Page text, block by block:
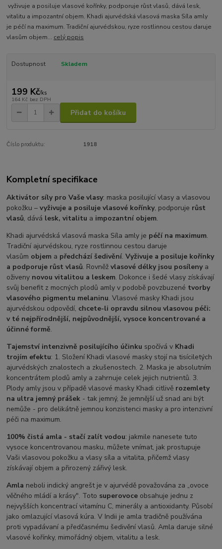
vyživuje a posiluje vlasové kořínky, podporuje růst vlasů, dává lesk,
vitalitu a impozantní objem. Khadi ajurvédská vlasová maska Síla amly
je péčí na maximum. Tradiční ajurvédskou, ryze rostlinnou cestou daruje
vlasům objem... celý popis
Dostupnost Skladem
199 Kč/ks
164 Kč bez DPH
Přidat do košíku
Číslo produktu: 1918
Kompletní specifikace
Aktivátor síly pro Vaše vlasy: maska posilující vlasy a vlasovou
pokožku –vyživuje a posiluje vlasové kořínky, podporuje růst
vlasů, dává lesk, vitalitu a impozantní objem.
Khadi ajurvédská vlasová maska Síla amly je péčí na maximum.
Tradiční ajurvédskou, ryze rostlinnou cestou daruje
vlasům objem a předchází šedivění.Vyživuje a posiluje kořínky
a podporuje růst vlasů. Rovněžvlasové délky jsou posílenya
oživeny novou vitalitou a leskem. Dokonce i šedé vlasy získávají
svůj benefit z mocných plodů amly v podobě povzbuzené tvorby
vlasového pigmentu melaninu. Vlasové masky Khadi jsou
ajurvédskou odpovědí, chcete-li opravdu silnou vlasovou péči:
v té nejpřírodnější, nejpůvodnější, vysoce koncentrované a
účinné formě.
Tajemství intenzivně posilujícího účinku spočívá v Khadi
trojím efektu: 1. Složení Khadi vlasové masky stojí na tisíciletých
ajurvédských znalostech a zkušenostech. 2. Maska je absolutním
koncentrátem plodů amly a zahrnuje celek jejich nutrientů. 3.
Plody amly jsou v případě vlasové masky Khadi citlivě rozemlety
na ultra jemný prášek - tak jemný, že jemnější už snad ani být
nemůže - pro delikátně jemnou konzistenci masky a pro intenzivní
péči na maximum.
100% čistá amla - stačí zalít vodou: jakmile nanesete tuto
vysoce koncentrovanou masku, můžete vnímat, jak prostupuje
Vaši vlasovou pokožku a vlasy síla a vitalita, přičemž vlasy
získávají objem a přirozený zářivý lesk.
Amla neboli indický angrešt je v ajurvédě považována za „ovoce
věčného mládí a krásy". Toto superovoce obsahuje jednu z
nejvyšších koncentrací vitamínu C, minerály a antioxidanty. Působí
jako omlazující vlasová kúra. V Indii je amla tradičně používána
proti vypadávaní a předčasnému šedivění vlasů. Amla daruje silné
vlasové kořínky, mimořádný objem, vitalitu a lesk.